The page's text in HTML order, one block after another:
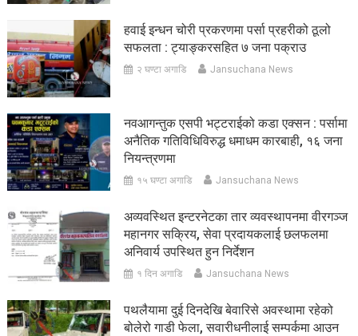
हवाई इन्धन चोरी प्रकरणमा पर्सा प्रहरीको ठूलो
सफलता : ट्याङ्करसहित ७ जना पक्राउ
२ घण्टा अगाडि Jansuchana News
नवआगन्तुक एसपी भट्टराईको कडा एक्सन : पर्सामा
अनैतिक गतिविधिविरुद्ध धमाधम कारबाही, १६ जना
नियन्त्रणमा
१५ घण्टा अगाडि Jansuchana News
अव्यवस्थित इन्टरनेटका तार व्यवस्थापनमा वीरगञ्ज
महानगर सक्रिय, सेवा प्रदायकलाई छलफलमा
अनिवार्य उपस्थित हुन निर्देशन
१ दिन अगाडि Jansuchana News
पथलैयामा दुई दिनदेखि बेवारिसे अवस्थामा रहेको
बोलेरो गाडी फेला, सवारीधनीलाई सम्पर्कमा आउन